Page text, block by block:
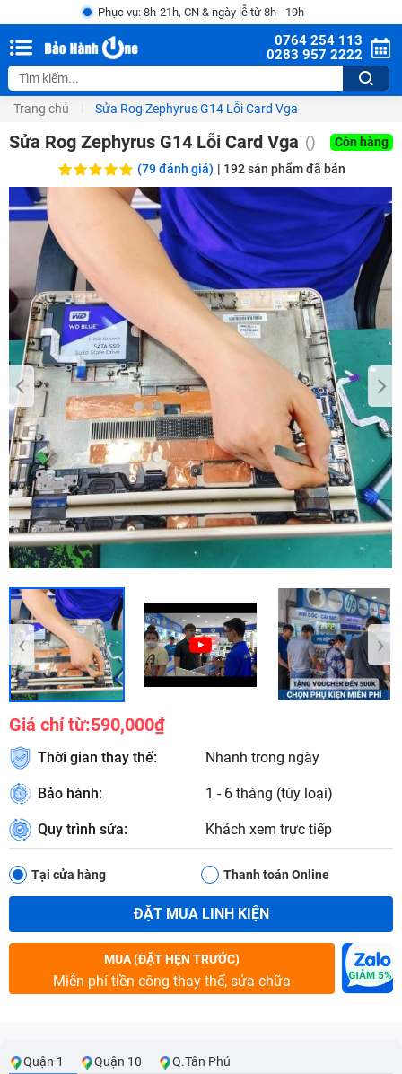
Phục vụ: 8h-21h, CN & ngày lễ từ 8h - 19h
0764 254 113
0283 957 2222
Trang chủ Sửa Rog Zephyrus G14 Lỗi Card Vga
Sửa Rog Zephyrus G14 Lỗi Card Vga ()
Còn hàng
(79 đánh giá) | 192sản phẩm đã bán
‹ ›
Giá chỉ từ:590,000₫
Thời gian thay thế: Nhanh trong ngày
Bảo hành: 1 - 6 tháng (tùy loại)
Quy trình sửa: Khách xem trực tiếp
Tại cửa hàng Thanh toán Online
ĐẶT MUA LINH KIỆN
MUA (ĐẶT HẸN TRƯỚC)
Miễn phí tiền công thay thế, sửa chữa
Quận 1 Quận 10 Q.Tân Phú